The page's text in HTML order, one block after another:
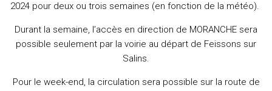
2024 pour deux ou trois semaines (en fonction de la météo).
Durant la semaine, l’accès en direction de MORANCHE sera
possible seulement par la voirie au départ de Feissons sur
Salins.
Pour le week-end, la circulation sera possible sur la route de